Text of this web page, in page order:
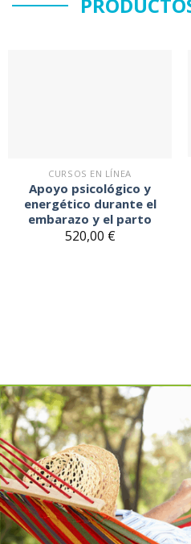
CURSOS EN LÍNEA
Apoyo psicológico y
energético durante el
embarazo y el parto
520,00 €